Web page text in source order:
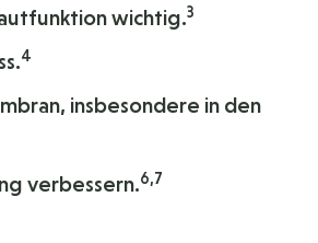
wichtig.3
4
insbesondere in den
verbessern.6,7